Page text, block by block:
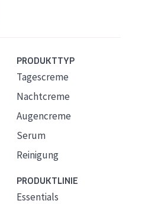
PRODUKTTYP
Tagescreme
Nachtcreme
Augencreme
Serum
Reinigung
PRODUKTLINIE
Essentials